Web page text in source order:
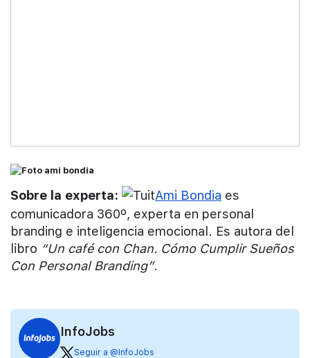
Sobre la experta: Ami Bondia es
comunicadora 360º, experta en personal
branding e inteligencia emocional. Es autora del
libro “Un café con Chan. Cómo Cumplir Sueños
Con Personal Branding”.
InfoJobs
Seguir a @InfoJobs